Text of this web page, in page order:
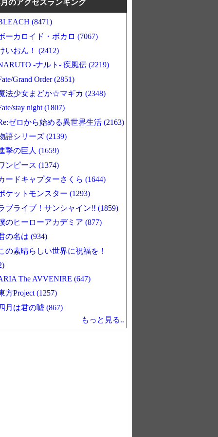
のアクセスランキング
(8471)
ーカロイド・ボカロ (7067)
いおん！ (2412)
-ナルト- 疾風伝 (2219)
Grand Order (2851)
法少女まどか☆マギカ (2348)
stay night (1807)
ゼロから始める異世界生活 (2163)
語シリーズ (2139)
撃の巨人 (1659)
ンピース (1374)
ードキャプターさくら (1644)
ケットモンスター (1293)
ブライブ！サンシャイン!! (1859)
のヒーローアカデミア (877)
の名は (934)
の素晴らしい世界に祝福を！
The AVVENIRE (647)
方Project (1257)
月は君の嘘 (867)
もっと見る..